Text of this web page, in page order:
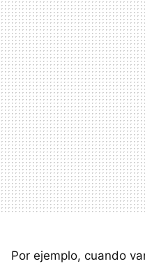
Por ejemplo, cuando